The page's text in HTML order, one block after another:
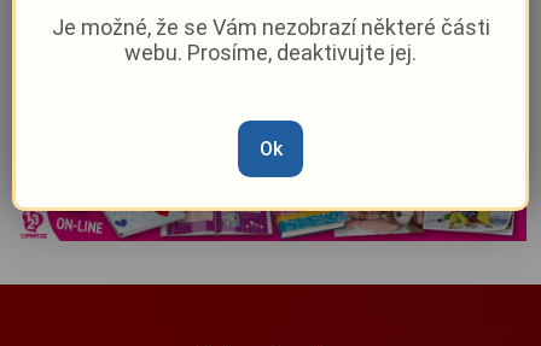
Radobyčice budou mít měření úsekové
rychlosti na průtahu obcí v Dlážděné
Je možné, že se Vám nezobrazí některé části
webu. Prosíme, deaktivujte jej.
Ok